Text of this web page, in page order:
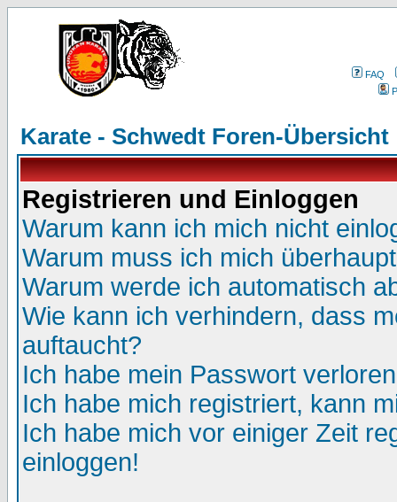
FAQ
Karate - Schwedt Foren-Übersicht
Registrieren und Einloggen
Warum kann ich mich nicht
Warum muss ich mich
Warum werde ich automatisch
Wie kann ich verhindern, dass
auftaucht?
Ich habe mein Passwort
Ich habe mich registriert, kann
Ich habe mich vor einiger Zeit
einloggen!